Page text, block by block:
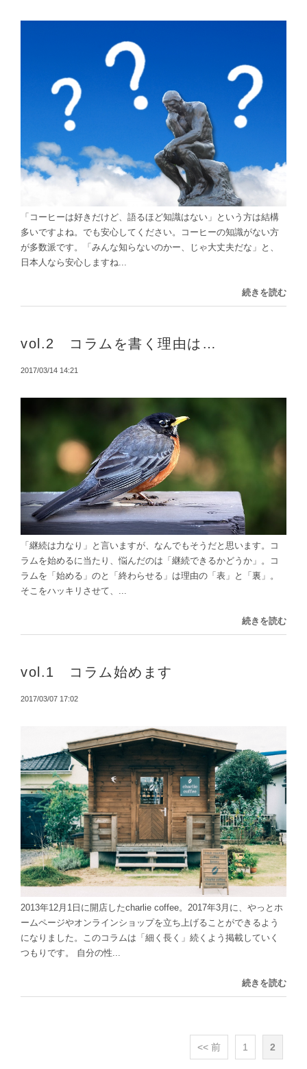
「コーヒーは好きだけど、語るほど知識はない」という方は結構
多いですよね。でも安心してください。コーヒーの知識がない方
が多数派です。「みんな知らないのかー、じゃ大丈夫だな」と、
日本人なら安心しますね...
続きを読む
vol.2 コラムを書く理由は…
2017/03/14 14:21
「継続は力なり」と言いますが、なんでもそうだと思います。コ
ラムを始めるに当たり、悩んだのは「継続できるかどうか」。コ
ラムを「始める」のと「終わらせる」は理由の「表」と「裏」。
そこをハッキリさせて、...
続きを読む
vol.1 コラム始めます
2017/03/07 17:02
2013年12月1日に開店したcharlie coffee。2017年3月に、やっとホ
ームページやオンラインショップを立ち上げることができるよう
になりました。このコラムは「細く長く」続くよう掲載していく
つもりです。 自分の性...
続きを読む
<< 前 1 2